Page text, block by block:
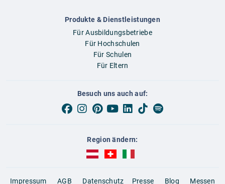
Produkte & Dienstleistungen
Für Ausbildungsbetriebe
Für Hochschulen
Für Schulen
Für Eltern
Besuch uns auch auf:
Region ändern:
AUBI-plus Österreich (deutsch)
AUBI-plus Schweiz (deutsch)
AUBI-plus Italien (deutsch)
Impressum AGB Datenschutz Presse Blog Messen